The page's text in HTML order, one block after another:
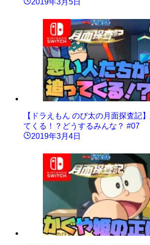
2019年3月5日
【ドラえもん のび太の月面探査記
てくる！？どうするみんな？ #07
2019年3月4日